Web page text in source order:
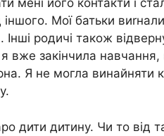
мені його контакти і
іншого. Мої батьки
Інші родичі також
вже закінчила
Я не могла винайняти
дити дитину. Чи то від